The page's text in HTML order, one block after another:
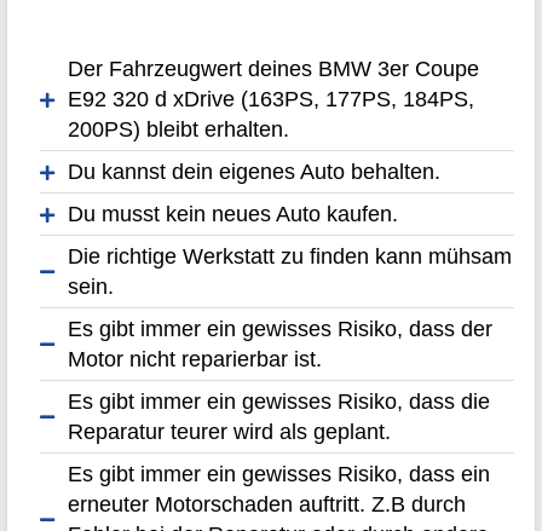
Der Fahrzeugwert deines BMW 3er Coupe
E92 320 d xDrive (163PS, 177PS, 184PS,
200PS) bleibt erhalten.
Du kannst dein eigenes Auto behalten.
Du musst kein neues Auto kaufen.
Die richtige Werkstatt zu finden kann mühsam
sein.
Es gibt immer ein gewisses Risiko, dass der
Motor nicht reparierbar ist.
Es gibt immer ein gewisses Risiko, dass die
Reparatur teurer wird als geplant.
Es gibt immer ein gewisses Risiko, dass ein
erneuter Motorschaden auftritt. Z.B durch